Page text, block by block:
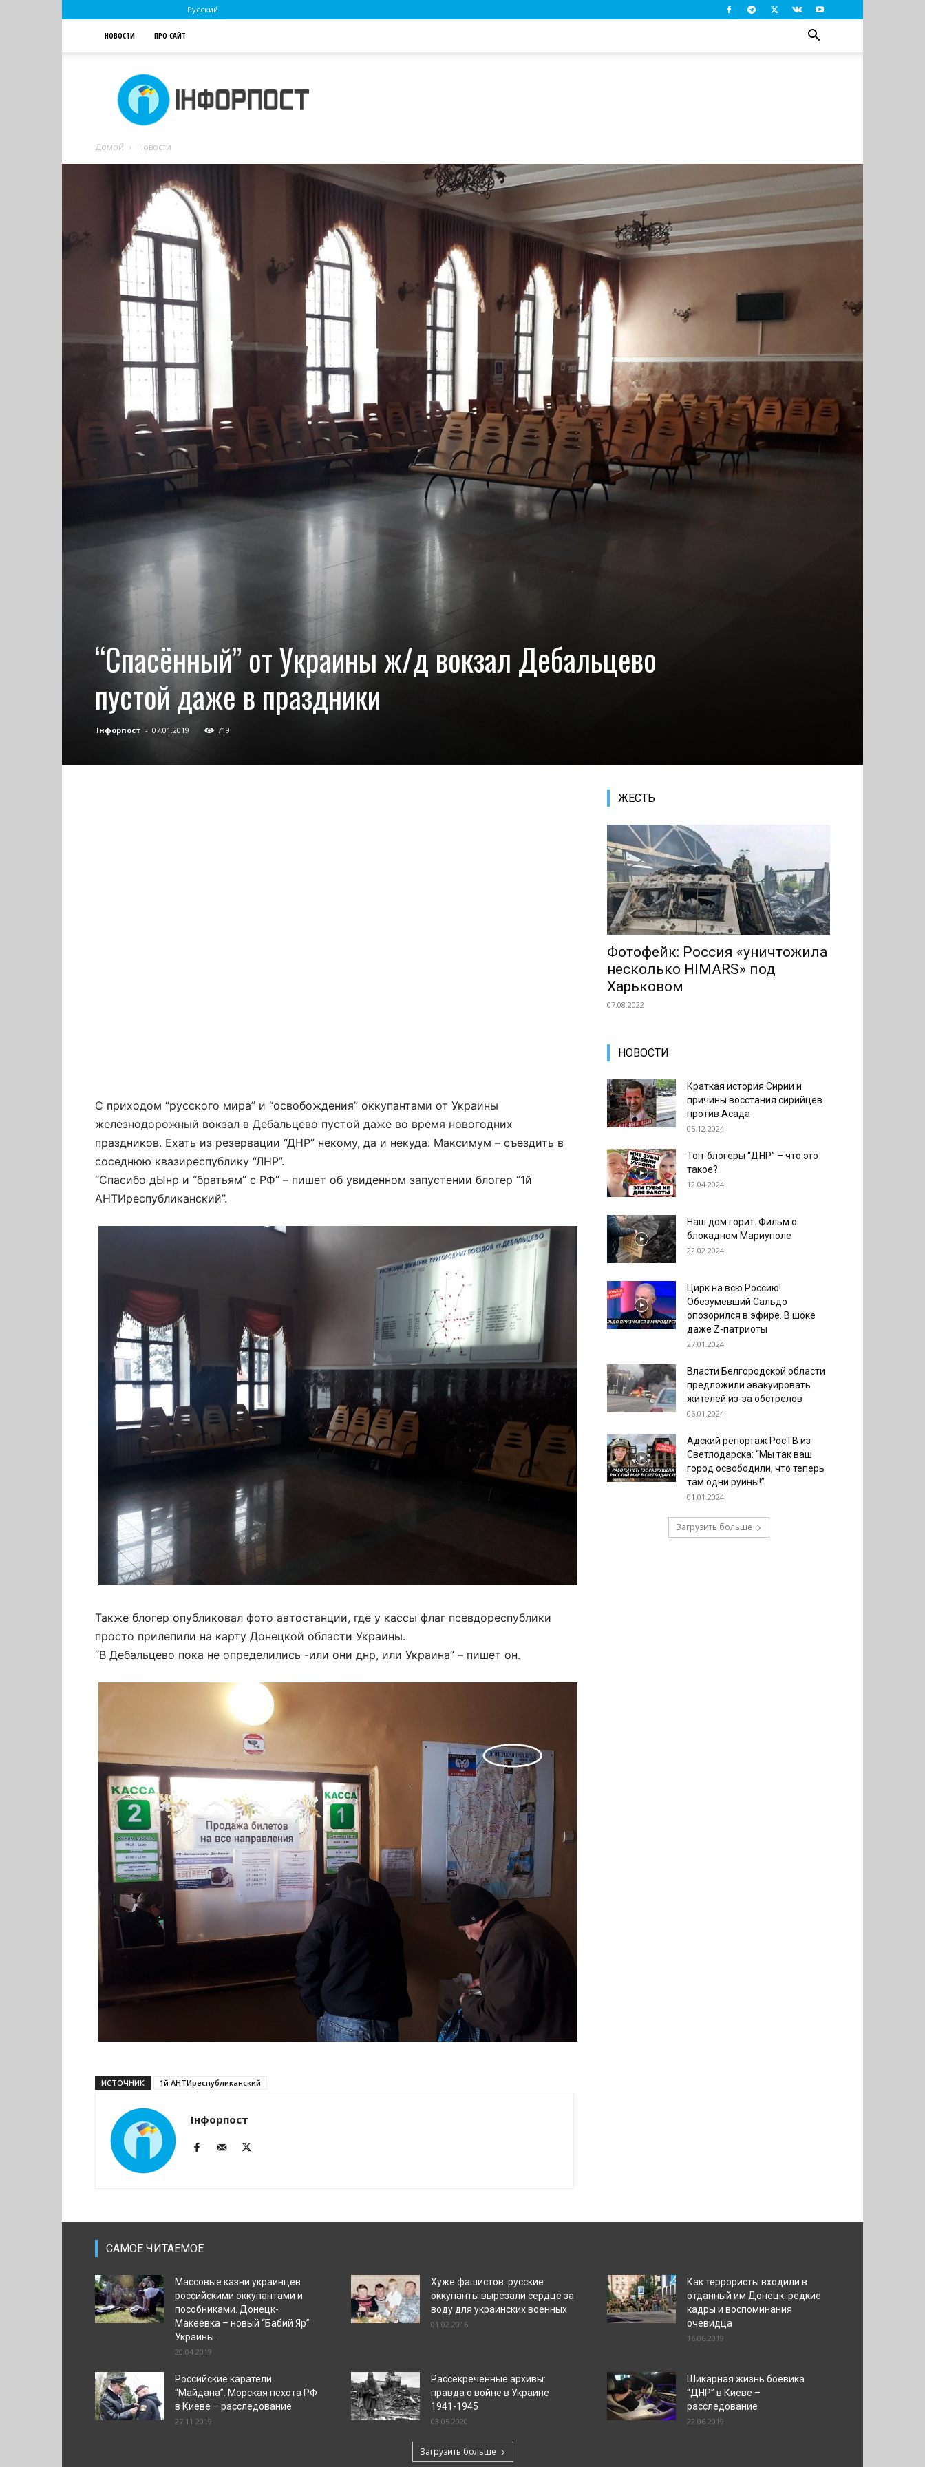
Русский
НОВОСТИ ПРО САЙТ
Інфорпост
Домой Новости
“Спасённый” от Украины ж/д вокзал Дебальцево
пустой даже в праздники
Інфорпост - 07.01.2019 719
С приходом “русского мира” и “освобождения” оккупантами от Украины
железнодорожный вокзал в Дебальцево пустой даже во время новогодних
праздников. Ехать из резервации “ДНР” некому, да и некуда. Максимум – съездить в
соседнюю квазиреспублику “ЛНР”.
“Спасибо дЫнр и “братьям” с РФ” – пишет об увиденном запустении блогер “1й
АНТИреспубликанский”.
Также блогер опубликовал фото автостанции, где у кассы флаг псевдореспублики
просто прилепили на карту Донецкой области Украины.
“В Дебальцево пока не определились -или они днр, или Украина” – пишет он.
ИСТОЧНИК 1й АНТИреспубликанский
Інфорпост
ЖЕСТЬ
Фотофейк: Россия «уничтожила
несколько HIMARS» под
Харьковом
07.08.2022
НОВОСТИ
Краткая история Сирии и
причины восстания сирийцев
против Асада
05.12.2024
Топ-блогеры “ДНР” – что это
такое?
12.04.2024
Наш дом горит. Фильм о
блокадном Мариуполе
22.02.2024
Цирк на всю Россию!
Обезумевший Сальдо
опозорился в эфире. В шоке
даже Z-патриоты
27.01.2024
Власти Белгородской области
предложили эвакуировать
жителей из-за обстрелов
06.01.2024
Адский репортаж РосТВ из
Светлодарска: “Мы так ваш
город освободили, что теперь
там одни руины!”
01.01.2024
Загрузить больше
САМОЕ ЧИТАЕМОЕ
Массовые казни украинцев
российскими оккупантами и
пособниками. Донецк-
Макеевка – новый “Бабий Яр”
Украины.
20.04.2019
Хуже фашистов: русские
оккупанты вырезали сердце за
воду для украинских военных
01.02.2016
Как террористы входили в
отданный им Донецк: редкие
кадры и воспоминания
очевидца
16.06.2019
Российские каратели
“Майдана”. Морская пехота РФ
в Киеве – расследование
27.11.2019
Рассекреченные архивы:
правда о войне в Украине
1941-1945
03.05.2020
Шикарная жизнь боевика
“ДНР” в Киеве –
расследование
22.06.2019
Загрузить больше